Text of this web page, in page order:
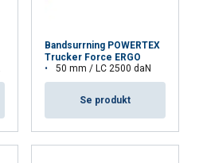
Bandsurrning POWERTEX
Trucker Force ERGO
50 mm / LC 2500 daN
Se produkt